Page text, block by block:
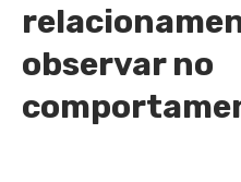
observar no